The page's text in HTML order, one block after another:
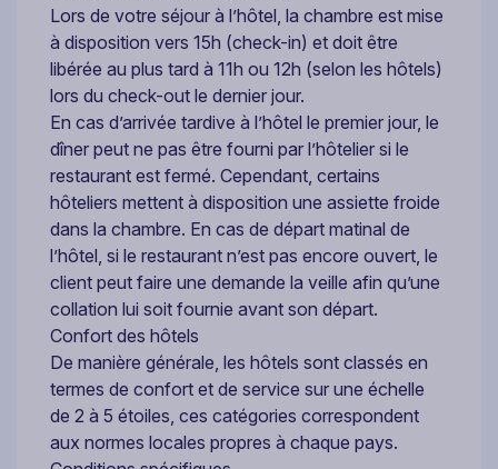
Lors de votre séjour à l’hôtel, la chambre est mise
à disposition vers 15h (check-in) et doit être
libérée au plus tard à 11h ou 12h (selon les hôtels)
lors du check-out le dernier jour.
En cas d’arrivée tardive à l’hôtel le premier jour, le
dîner peut ne pas être fourni par l’hôtelier si le
restaurant est fermé. Cependant, certains
hôteliers mettent à disposition une assiette froide
dans la chambre. En cas de départ matinal de
l’hôtel, si le restaurant n’est pas encore ouvert, le
client peut faire une demande la veille afin qu’une
collation lui soit fournie avant son départ.
Confort des hôtels
De manière générale, les hôtels sont classés en
termes de confort et de service sur une échelle
de 2 à 5 étoiles, ces catégories correspondent
aux normes locales propres à chaque pays.